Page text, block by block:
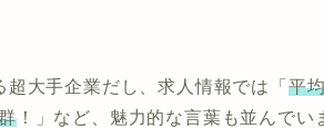
超大手企業だし、求人情報では 「 平
！」 など、魅力的な言葉も並んでい